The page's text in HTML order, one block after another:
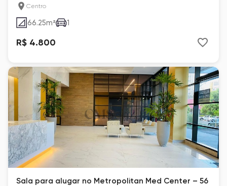
Centro
66.25m² 1
R$ 4.800
Sala para alugar no Metropolitan Med Center – 56